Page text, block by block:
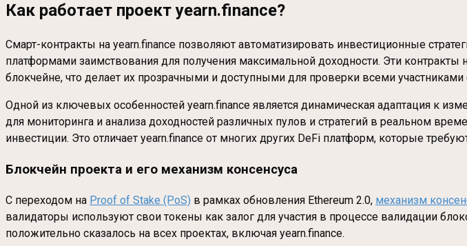
Как работает проект yearn.finance?
Смарт-контракты на yearn.finance позволяют автоматизировать инвестиционные
платформами заимствования для получения максимальной доходности. Эти
блокчейне, что делает их прозрачными и доступными для проверки всеми участниками
Одной из ключевых особенностей yearn.finance является динамическая адаптация к
для мониторинга и анализа доходностей различных пулов и стратегий в реальном
инвестиции. Это отличает yearn.finance от многих других DeFi платформ, которые
Блокчейн проекта и его механизм консенсуса
С переходом на Proof of Stake (PoS) в рамках обновления Ethereum 2.0, механизм
валидаторы используют свои токены как залог для участия в процессе валидации
положительно сказалось на всех проектах, включая yearn.finance.